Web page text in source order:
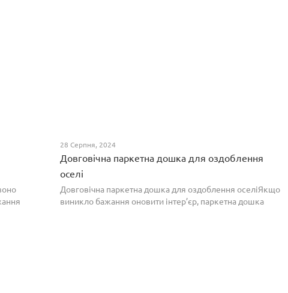
28 Серпня, 2024
Довговічна паркетна дошка для оздоблення
оселі
Довговічна паркетна дошка для оздоблення оселіЯкщо
виникло бажання оновити інтер’єр, паркетна дошка